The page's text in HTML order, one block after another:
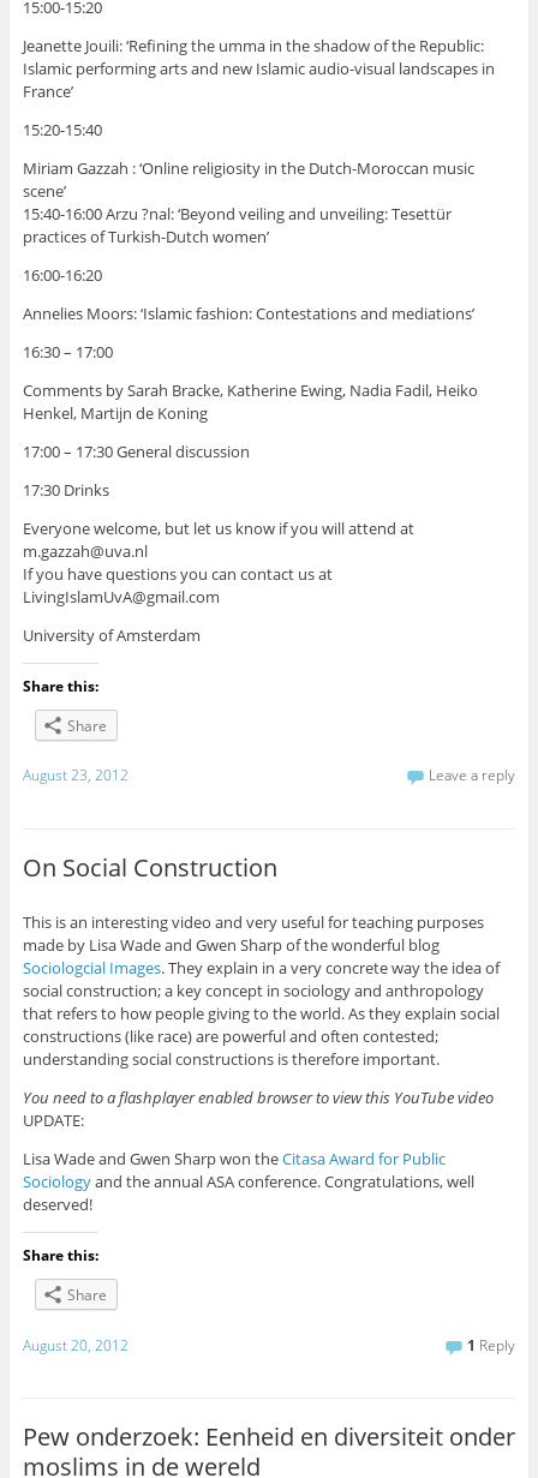
15:00-15:20
Jeanette Jouili: ‘Refining the umma in the shadow of the Republic:
Islamic performing arts and new Islamic audio-visual landscapes in
France’
15:20-15:40
Miriam Gazzah : ‘Online religiosity in the Dutch-Moroccan music
scene’
15:40-16:00 Arzu ?nal: ‘Beyond veiling and unveiling: Tesettür
practices of Turkish-Dutch women’
16:00-16:20
Annelies Moors: ‘Islamic fashion: Contestations and mediations’
16:30 – 17:00
Comments by Sarah Bracke, Katherine Ewing, Nadia Fadil, Heiko
Henkel, Martijn de Koning
17:00 – 17:30 General discussion
17:30 Drinks
Everyone welcome, but let us know if you will attend at
m.gazzah@uva.nl
If you have questions you can contact us at
LivingIslamUvA@gmail.com
University of Amsterdam
Share this:
Share
August 23, 2012 Leave a reply
On Social Construction
This is an interesting video and very useful for teaching purposes
made by Lisa Wade and Gwen Sharp of the wonderful blog
Sociologcial Images. They explain in a very concrete way the idea of
social construction; a key concept in sociology and anthropology
that refers to how people giving to the world. As they explain social
constructions (like race) are powerful and often contested;
understanding social constructions is therefore important.
You need to a flashplayer enabled browser to view this YouTube video
UPDATE:
Lisa Wade and Gwen Sharp won theCitasa Award for Public
Sociologyand the annual ASA conference. Congratulations, well
deserved!
Share this:
Share
August 20, 2012 1 Reply
Pew onderzoek: Eenheid en diversiteit onder
moslims in de wereld